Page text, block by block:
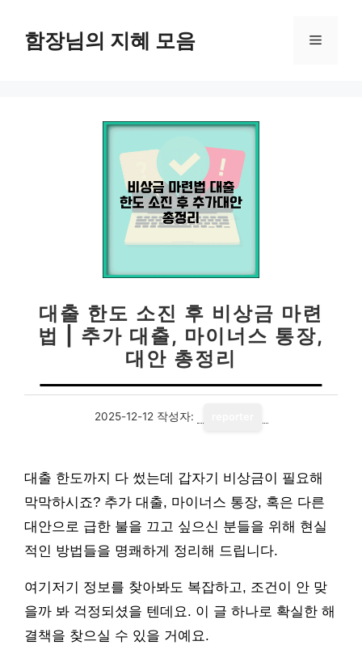
함장님의 지혜 모음 메
대출 한도 소진 후 비상금 마련
법 | 추가 대출, 마이너스 통장,
대안 총정리
2025-12-12 작성자:
대출 한도까지 다 썼는데 갑자기 비상금이 필요해
막막하시죠? 추가 대출, 마이너스 통장, 혹은 다른
대안으로 급한 불을 끄고 싶으신 분들을 위해 현실
적인 방법들을 명쾌하게 정리해 드립니다.
여기저기 정보를 찾아봐도 복잡하고, 조건이 안 맞
을까 봐 걱정되셨을 텐데요. 이 글 하나로 확실한 해
결책을 찾으실 수 있을 거예요.